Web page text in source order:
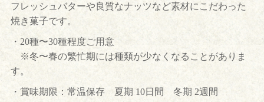
フレッシュバターや良質なナッツなど素材にこだわった
焼き菓子です。
・20種〜30種程度ご用意
※冬〜春の繁忙期には種類が少なくなることがありま
す。
・賞味期限：常温保存 夏期 10日間 冬期 2週間